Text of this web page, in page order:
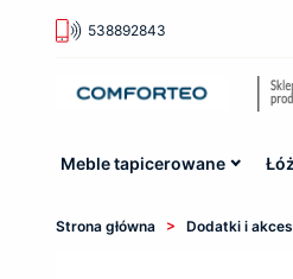
538892843
Meble tapicerowane
Strona główna > Dodatki i